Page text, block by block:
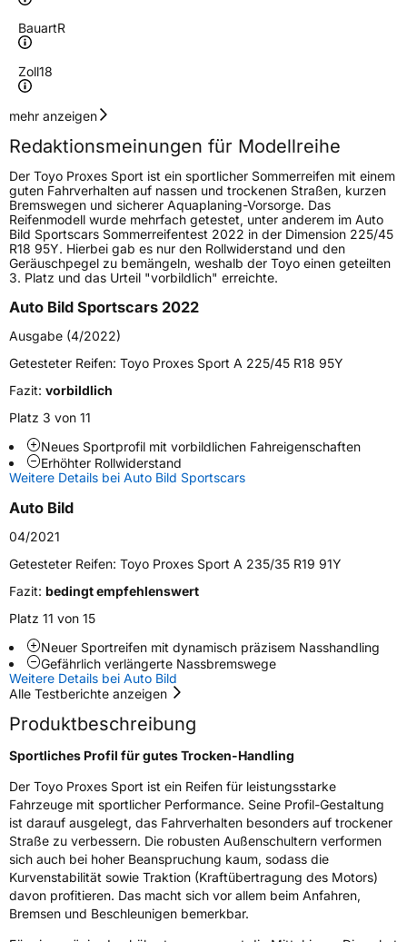
BauartR
Zoll18
Geschwindigkeitsindex
Höchstgeschwindigkeit
240 km/h
Lastindex100
Höchstlast800 kg
Gewicht (in kg) 13,3 kg
FahrzeugtypSUV
VerwendungSommerreifen
ModellnameProxes Sport SUV
Fahrzeugart
Weitere Eigenschaften
Schlauchtyp
Zustand
EU Label
Effizienz
NasshaftungA
Rollgeräusch (Klasse)B
Rollgeräusch (dB)
Fahrzeugklasse C1
3PMSF / Schneeflockensymbol / Alpine-SymbolNein
EisgripNein
EPREL ID603782
mehr anzeigen
Redaktionsmeinungen für Modellreihe
Der Toyo Proxes Sport ist ein sportlicher Sommerreifen mit einem
guten Fahrverhalten auf nassen und trockenen Straßen, kurzen
Bremswegen und sicherer Aquaplaning-Vorsorge. Das
Reifenmodell wurde mehrfach getestet, unter anderem im Auto
Bild Sportscars Sommerreifentest 2022 in der Dimension 225/45
R18 95Y. Hierbei gab es nur den Rollwiderstand und den
Geräuschpegel zu bemängeln, weshalb der Toyo einen geteilten
3. Platz und das Urteil "vorbildlich" erreichte.
Auto Bild Sportscars 2022
Ausgabe (4/2022)
Getesteter Reifen: Toyo Proxes Sport A 225/45 R18 95Y
Fazit: vorbildlich
Platz 3 von 11
Neues Sportprofil mit vorbildlichen Fahreigenschaften
Erhöhter Rollwiderstand
Weitere Details bei Auto Bild Sportscars
Auto Bild
04/2021
Getesteter Reifen: Toyo Proxes Sport A 235/35 R19 91Y
Fazit: bedingt empfehlenswert
Platz 11 von 15
Neuer Sportreifen mit dynamisch präzisem Nasshandling
Gefährlich verlängerte Nassbremswege
Weitere Details bei Auto Bild
Alle Testberichte anzeigen
Produktbeschreibung
Sportliches Profil für gutes Trocken-Handling
Der Toyo Proxes Sport ist ein Reifen für leistungsstarke
Fahrzeuge mit sportlicher Performance. Seine Profil-Gestaltung
ist darauf ausgelegt, das Fahrverhalten besonders auf trockener
Straße zu verbessern. Die robusten Außenschultern verformen
sich auch bei hoher Beanspruchung kaum, sodass die
Kurvenstabilität sowie Traktion (Kraftübertragung des Motors)
davon profitieren. Das macht sich vor allem beim Anfahren,
Bremsen und Beschleunigen bemerkbar.